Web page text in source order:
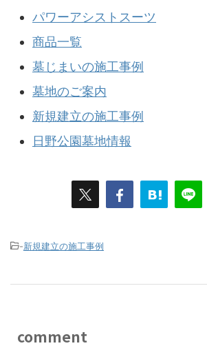
パワーアシストスーツ
商品一覧
墓じまいの施工事例
墓地のご案内
新規建立の施工事例
日野公園墓地情報
-新規建立の施工事例
comment